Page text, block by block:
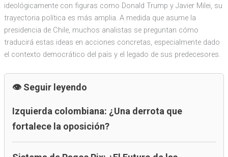
ideológicamente con figuras como Donald Trump y Javier Milei, su
trayectoria política es más amplia. A medida que asume la
presidencia de Chile, muchos analistas se preguntan cómo
traducirá estas ideas en acciones concretas, especialmente dado
el contexto democrático del país y el legado de sus predecesores.
Seguir leyendo
Izquierda colombiana: ¿Una derrota que
fortalece la oposición?